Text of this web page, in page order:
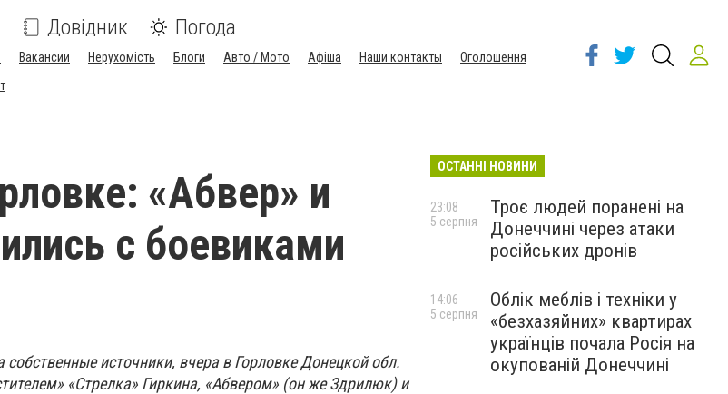
Довідник Погода
Вакансии Нерухомість Блоги Авто / Мото Афіша Наши контакты
Оголошення
«Абвер» и
с боевиками
собственные источники, вчера в Горловке Донецкой обл.
«Стрелка» Гиркина, «Абвером» (он же Здрилюк) и
ОСТАННІ НОВИНИ
Троє людей поранені на
Донеччині через атаки
російських дронів
23:08
5 серпня
Облік меблів і техніки у
«безхазяйних» квартирах
українців почала Росія на
окупованій Донеччині
14:06
5 серпня